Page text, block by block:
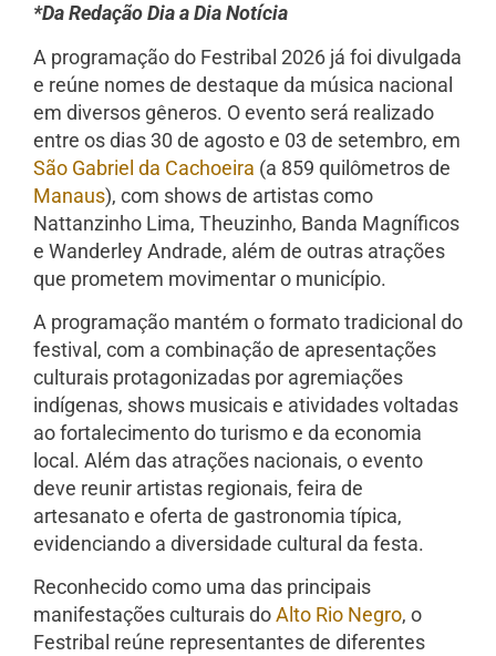
*Da Redação Dia a Dia Notícia
A programação do Festribal 2026 já foi divulgada
e reúne nomes de destaque da música nacional
em diversos gêneros. O evento será realizado
entre os dias 30 de agosto e 03 de setembro, em
São Gabriel da Cachoeira (a 859 quilômetros de
Manaus), com shows de artistas como
Nattanzinho Lima, Theuzinho, Banda Magníficos
e Wanderley Andrade, além de outras atrações
que prometem movimentar o município.
A programação mantém o formato tradicional do
festival, com a combinação de apresentações
culturais protagonizadas por agremiações
indígenas, shows musicais e atividades voltadas
ao fortalecimento do turismo e da economia
local. Além das atrações nacionais, o evento
deve reunir artistas regionais, feira de
artesanato e oferta de gastronomia típica,
evidenciando a diversidade cultural da festa.
Reconhecido como uma das principais
manifestações culturais doAlto Rio Negro, o
Festribal reúne representantes de diferentes